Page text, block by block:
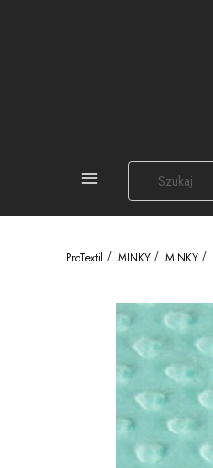
PEŁNA OFERTA
ProTextil MINKY MINKY